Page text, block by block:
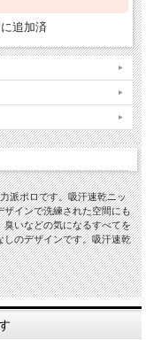
追加済
派ポロです。吸汗速乾ニッ
ザインで洗練された空間にも
臭いなどの気になるすべてを
しのデザインです。吸汗速乾